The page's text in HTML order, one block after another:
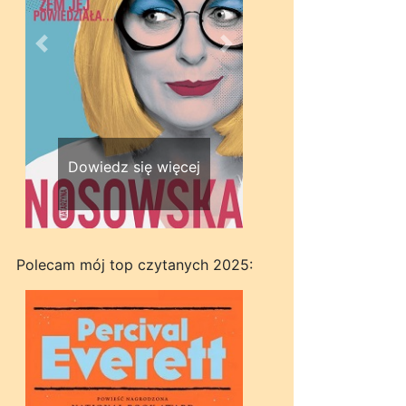
Dowiedz się więcej
Wstecz Dalej
Polecam mój top czytanych 2025: